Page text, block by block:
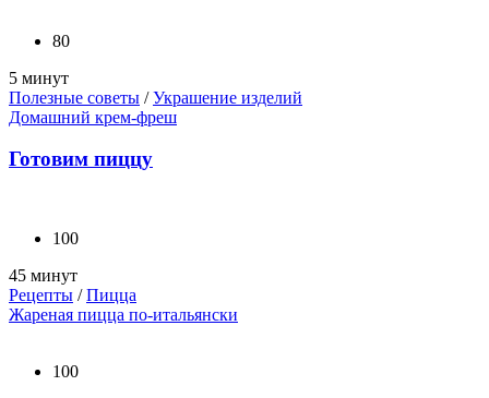
80
5 минут
Полезные советы /Украшение изделий
Домашний крем-фреш
Готовим пиццу
100
45 минут
Рецепты /Пицца
Жареная пицца по-итальянски
100